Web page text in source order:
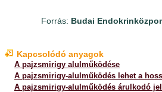
Forrás: Budai
Kapcsolódó anyagok
A pajzsmirigy alulműködése
A pajzsmirigy-alulműködés lehet a
A pajzsmirigy-alulműködés árulkodó